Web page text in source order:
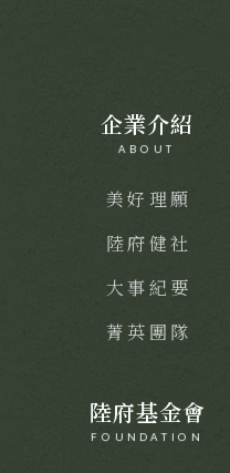
企業介紹
ABOUT
美好理願
陸府健社
大事紀要
菁英團隊
陸府基金會
FOUNDATION